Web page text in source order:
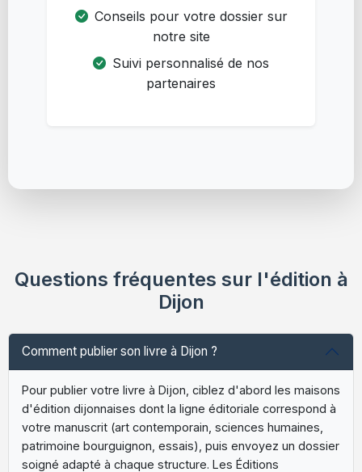
Conseils pour votre dossier sur
notre site
Suivi personnalisé de nos
partenaires
Questions fréquentes sur l'édition à
Dijon
Comment publier son livre à Dijon ?
Pour publier votre livre à Dijon, ciblez d'abord les maisons
d'édition dijonnaises dont la ligne éditoriale correspond à
votre manuscrit (art contemporain, sciences humaines,
patrimoine bourguignon, essais), puis envoyez un dossier
soigné adapté à chaque structure. Les Éditions